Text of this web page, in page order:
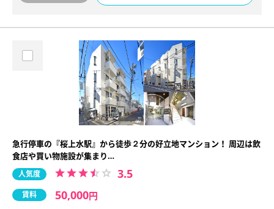
急行停車の『桜上水駅』から徒歩２分の好立地マンション！ 周辺は飲
食店や買い物施設が集まり…
人気度 3.5
賃料 50,000円